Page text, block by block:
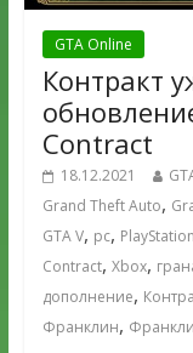
GTA Online
Контракт
Contract
18.12.2021
Grand Theft Auto,
GTA V, pc, PlayStation
Contract, Xbox,
дополнение,
Франклин,